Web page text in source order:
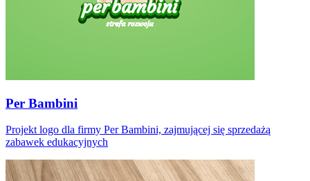
Per Bambini
Projekt logo dla firmy Per Bambini, zajmującej się sprzedażą
zabawek edukacyjnych